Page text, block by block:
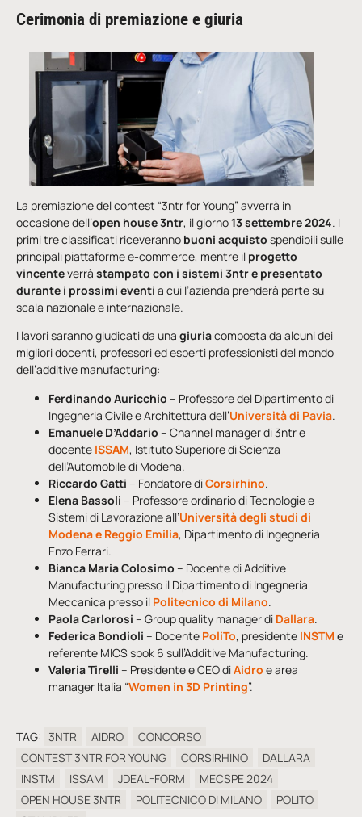
Cerimonia di premiazione e giuria
La premiazione del contest “3ntr for Young” avverrà in
occasione dell’open house 3ntr, il giorno13 settembre 2024. I
primi tre classificati riceveranno buoni acquisto spendibili sulle
principali piattaforme e-commerce, mentre il progetto
vincenteverrà stampato con i sistemi 3ntr e presentato
durante i prossimi eventi a cui l’azienda prenderà parte su
scala nazionale e internazionale.
I lavori saranno giudicati da una giuriacomposta da alcuni dei
migliori docenti, professori ed esperti professionisti del mondo
dell’additive manufacturing:
Ferdinando Auricchio – Professore del Dipartimento di
Ingegneria Civile e Architettura dell’Università di Pavia.
Emanuele D’Addario – Channel manager di 3ntr e
docente ISSAM, Istituto Superiore di Scienza
dell’Automobile di Modena.
Riccardo Gatti – Fondatore diCorsirhino.
Elena Bassoli – Professore ordinario di Tecnologie e
Sistemi di Lavorazione all’Università degli studi di
Modena e Reggio Emilia, Dipartimento di Ingegneria
Enzo Ferrari.
Bianca Maria Colosimo – Docente di Additive
Manufacturing presso il Dipartimento di Ingegneria
Meccanica presso il Politecnico di Milano.
Paola Carlorosi – Group quality manager di Dallara.
Federica Bondioli – Docente PoliTo, presidente INSTM e
referente MICS spok 6 sull’Additive Manufacturing.
Valeria Tirelli – Presidente e CEO diAidro e area
manager Italia “Women in 3D Printing”.
TAG: 3NTR AIDRO
CONCORSO
CONTEST 3NTR FOR YOUNG
CORSIRHINO
DALLARA
INSTM
ISSAM JDEAL-FORM
MECSPE 2024
OPEN HOUSE 3NTR
POLITECNICO DI MILANO
POLITO